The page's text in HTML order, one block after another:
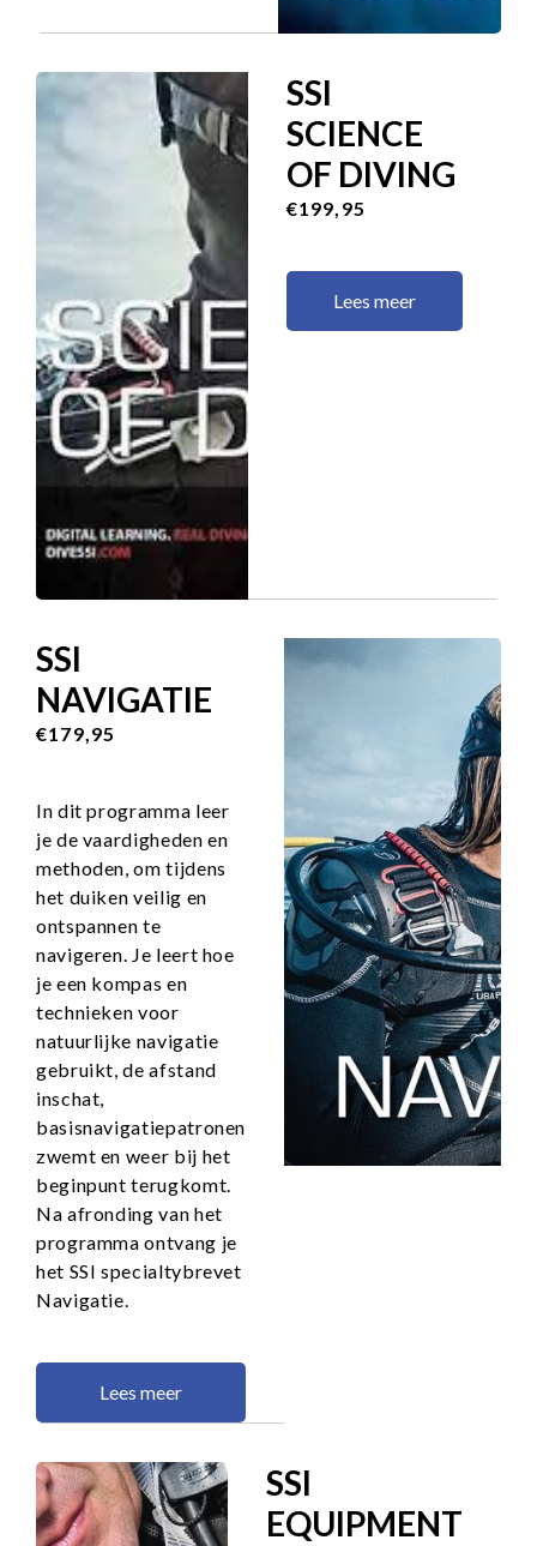
SSI
SCIENCE
OF DIVING
€199,95
Lees meer
SSI
NAVIGATIE
€179,95
In dit programma leer
je de vaardigheden en
methoden, om tijdens
het duiken veilig en
ontspannen te
navigeren. Je leert hoe
je een kompas en
technieken voor
natuurlijke navigatie
gebruikt, de afstand
inschat,
basisnavigatiepatronen
zwemt en weer bij het
beginpunt terugkomt.
Na afronding van het
programma ontvang je
het SSI specialtybrevet
Navigatie.
Lees meer
SSI
EQUIPMENT